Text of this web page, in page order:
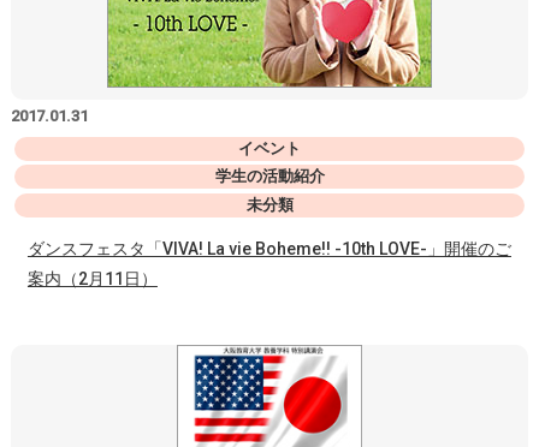
2017.01.31
イベント
学生の活動紹介
未分類
ダンスフェスタ「VIVA! La vie Boheme!! -10th LOVE-」開催のご
案内（2月11日）